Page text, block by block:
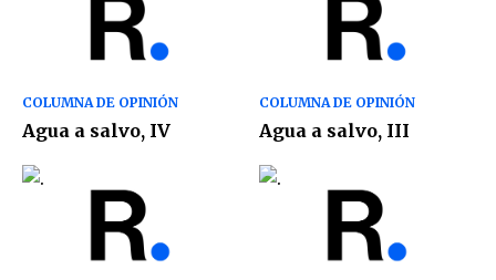
COLUMNA DE OPINIÓN
Agua a salvo, IV
COLUMNA DE OPINIÓN
Agua a salvo, III